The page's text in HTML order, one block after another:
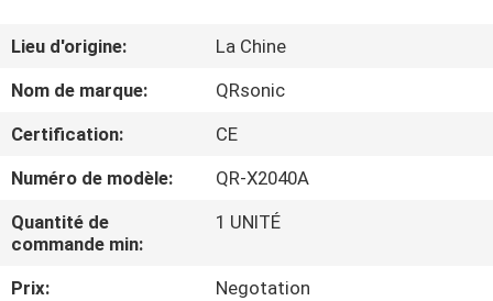
PROPOS
DE
NOUS
VISITE
DE
Lieu d'origine:
La Chine
Nom de marque:
QRsonic
Certification:
CE
Numéro de modèle:
QR-X2040A
Quantité de
commande min:
1 UNITÉ
Prix:
Negotation